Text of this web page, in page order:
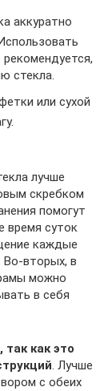
аккуратно
рекомендуется,
стекла.
или сухой
лучше
скребком
помогут
время суток
каждые
Во-вторых, в
можно
в себя
как это
. Лучше
с обеих